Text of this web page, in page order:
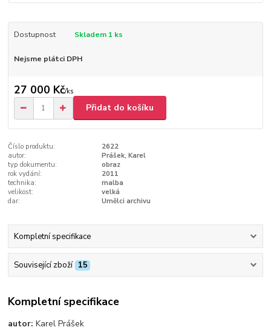
Dostupnost Skladem 1 ks
Nejsme plátci DPH
27 000 Kč/ks
Přidat do košíku
Číslo produktu:
2622
autor:
Prášek, Karel
typ dokumentu:
obraz
rok vydání:
2011
technika:
malba
velikost:
velká
dar:
Umělci archivu
Kompletní specifikace
Související zboží 15
Kompletní specifikace
autor:Karel Prášek